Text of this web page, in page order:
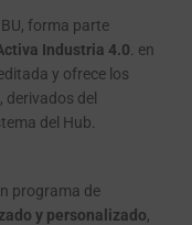
forma parte
Industria 4.0 . en
y ofrece los
derivados del
del Hub.
programa de
y personalizado,